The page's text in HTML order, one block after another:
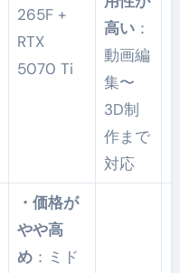
265F +
RTX
5070 Ti
高い：
動画編
集〜
3D制
作まで
対応
・価格が
やや高
め：ミド